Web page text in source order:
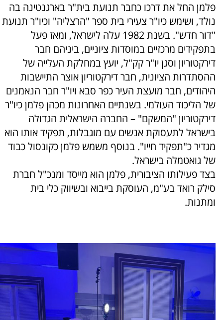
פלמן החל את דרכו כחבר תנועת בית"ר בארגנטינה בה
נולד, ושימש כיו"ר צעירי בית ספר "הרצליה" וכיו"ר תנועת
"דור חדש". בשנת 1982 עלה לישראל, ומאז פעל
בתפקידים מרכזיים במוסדות ציוניים, ביניהם חבר
דירקטוריון וסגן יו"ר קק"ל, יועץ במחלקת העלייה של
ההסתדרות הציונית, חבר דירקטוריון אוצר התיישבות
היהודים, חבר מועצת העיר כפר סבא ויו"ר חבר הנאמנים
של הליכוד העולמי. בשנתיים האחרונות מכהן פלמן כיו"ר
דירקטוריון "המשקם" – החברה הישראלית הגדולה
בישראל לתעסוקת אנשים עם מוגבלות, תפקיד אותו הוא
מגדיר כ"תפקיד חייו". בנוסף משמש פלמן כקונסול כבוד
של גואטמלה בישראל.
בצד פעילותו הציבורית, פלמן הוא מייסד ומנכ"ל חברת
סילק רואד בע"מ, העוסקת בייבוא ובשיווק כלי בית
ומתנות.